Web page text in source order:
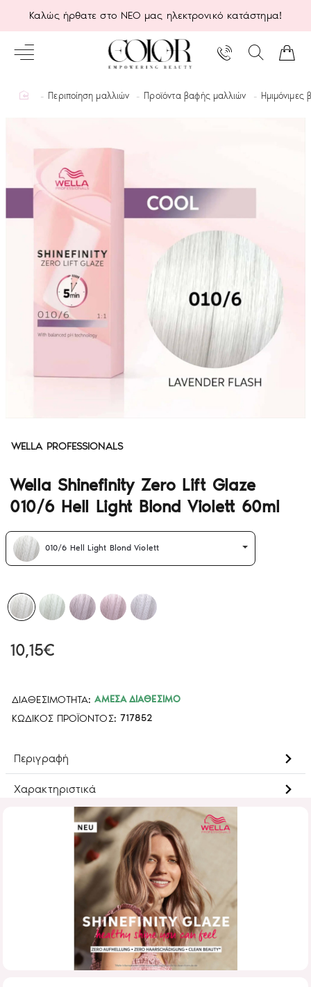
Καλώς ήρθατε στο ΝΕΟ μας ηλεκτρονικό κατάστημα!
homeΠεριποίηση μαλλιών Προϊόντα βαφής μαλλιών Ημιμόνιμες
WELLA PROFESSIONALS
Wella Shinefinity Zero Lift Glaze
010/6 Hell Light Blond Violett 60ml
ΔΙΑΘΕΣΙΜΌΤΗΤΑ: ΆΜΕΣΑ ΔΙΑΘΈΣΙΜΟ
ΚΩΔΙΚΌΣ ΠΡΟΪΌΝΤΟΣ: 717852
10,15€
010/6 Hell Light Blond Violett
Περιγραφή
Χαρακτηριστικά